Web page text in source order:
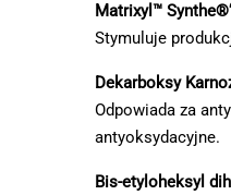
Matrixyl™
Stymuluje
Dekarboksy
Odpowiada za
antyoksydacyjne.
Bis-etyloheksyl